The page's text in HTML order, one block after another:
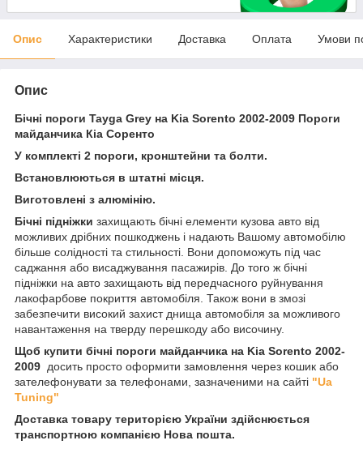
Опис Характеристики Доставка Оплата Умови
Опис
Бічні пороги Tayga Grey на Kia Sorento 2002-2009 Пороги
майданчика Кіа Соренто
У комплекті 2 пороги, кронштейни та болти.
Встановлюються в штатні місця.
Виготовлені з алюмінію.
Бічні підніжки захищають бічні елементи кузова авто від
можливих дрібних пошкоджень і надають Вашому автомобілю
більше солідності та стильності. Вони допоможуть під час
саджання або висаджування пасажирів. До того ж бічні
підніжки на авто захищають від передчасного руйнування
лакофарбове покриття автомобіля. Також вони в змозі
забезпечити високий захист днища автомобіля за можливого
навантаження на тверду перешкоду або височину.
Щоб купити бічні пороги майданчика на Kia Sorento 2002-
2009 досить просто оформити замовлення через кошик або
зателефонувати за телефонами, зазначеними на сайті "Ua
Tuning"
Доставка товару територією України здійснюється
транспортною компанією Нова пошта.